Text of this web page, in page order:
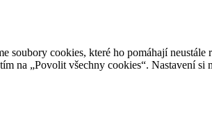
soubory cookies, které ho pomáhají
na „Povolit všechny cookies“. Nastavení